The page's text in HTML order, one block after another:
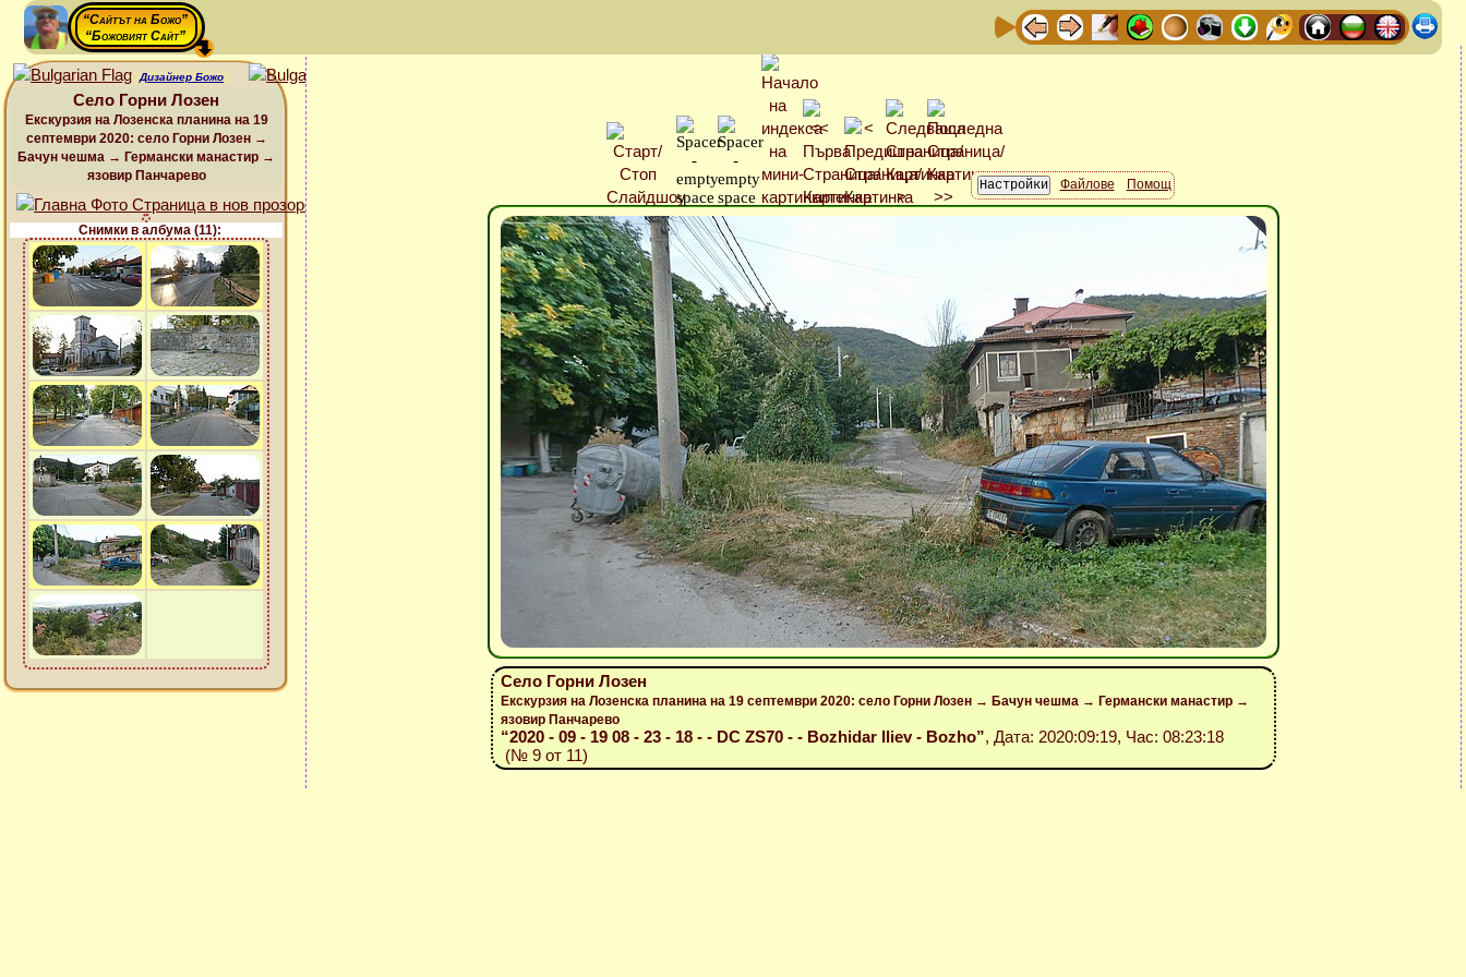
“Сайтът на Божо”
“Божовият Сайт”
Дизайнер Божо
Село Горни Лозен
Екскурзия на Лозенска планина на 19
септември 2020: село Горни Лозен →
Бачун чешма → Германски манастир →
язовир Панчарево
Снимки в албума (11):
Файлове Помощ
Село Горни Лозен
Екскурзия на Лозенска планина на 19 септември 2020: село Горни Лозен → Бачун чешма → Германски манастир →
язовир Панчарево
“2020 - 09 - 19 08 - 23 - 18 - - DC ZS70 - - Bozhidar Iliev - Bozho”, Дата: 2020:09:19, Час: 08:23:18
(№ 9 от 11)